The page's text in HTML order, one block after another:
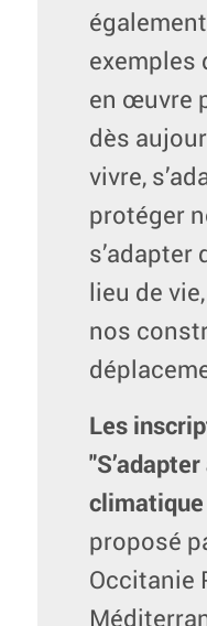
exemples
en œuvre
dès
vivre,
protéger
s’adapter
lieu de
nos
Les
proposé
Occitanie